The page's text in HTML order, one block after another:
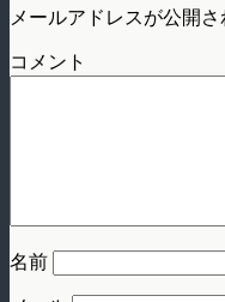
メールアドレスが公開さ
コメント
名前